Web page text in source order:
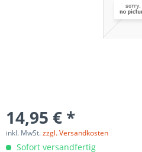
14,95 € *
inkl. MwSt.zzgl. Versandkosten
Sofort versandfertig